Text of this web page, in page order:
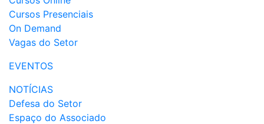
Cursos Presenciais
On Demand
Vagas do Setor
EVENTOS
NOTÍCIAS
Defesa do Setor
Espaço do Associado